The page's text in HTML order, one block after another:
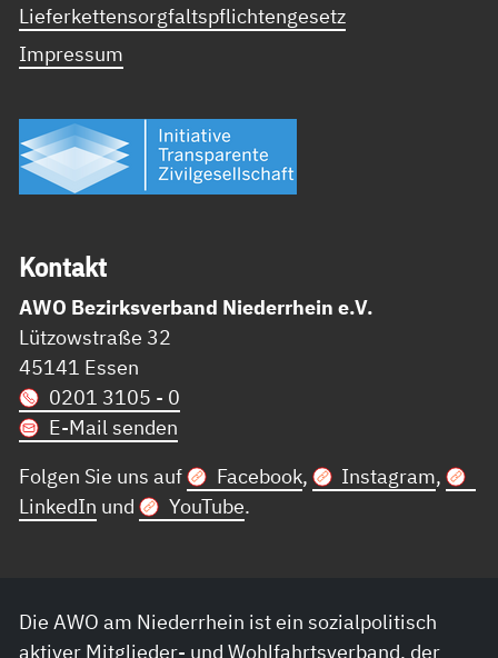
Lieferkettensorgfaltspflichtengesetz
Impressum
Kon­takt
AWO Bezirksverband Niederrhein e.V.
Lützowstraße 32
45141 Essen
0201 3105 - 0
E-Mail senden
Folgen Sie uns auf
Facebook, Instagram,
LinkedIn und YouTube.
Die AWO am Niederrhein ist ein sozialpolitisch
aktiver Mitglieder- und Wohlfahrtsverband, der